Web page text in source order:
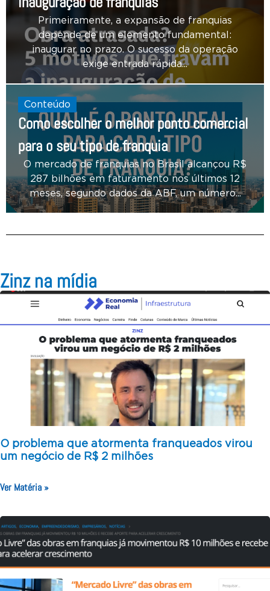
Primeiramente, a expansão de franquias
depende de um elemento fundamental:
inaugurar no prazo. O sucesso da operação
exige entrada rápida...
Conteúdo
Como escolher o melhor ponto comercial
para o seu tipo de franquia
O mercado de franquias no Brasil alcançou R$
287 bilhões em faturamento nos últimos 12
meses, segundo dados da ABF, um número...
Zinz na mídia
O problema que atormenta franqueados virou
um negócio de R$ 2 milhões
Ver Matéria »